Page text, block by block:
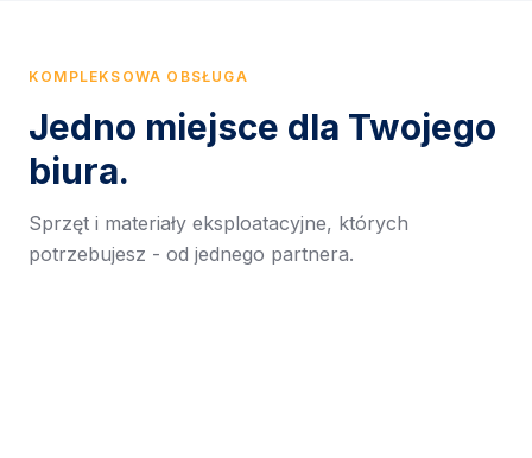
KOMPLEKSOWA OBSŁUGA
Jedno miejsce dla Twojego
biura.
Sprzęt i materiały eksploatacyjne, których
potrzebujesz - od jednego partnera.